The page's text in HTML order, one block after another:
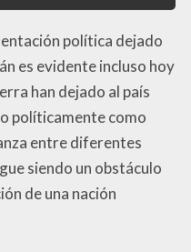
política dejado
es evidente incluso hoy
han dejado al país
políticamente como
entre diferentes
siendo un obstáculo
de una nación